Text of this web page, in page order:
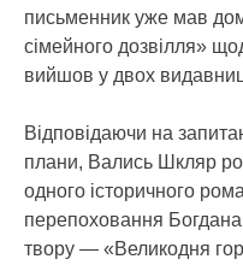
письменник уже мав
сімейного дозвілля»
вийшов у двох
Відповідаючи на
плани, Вались Шкляр
одного історичного
перепоховання
твору — «Великодня